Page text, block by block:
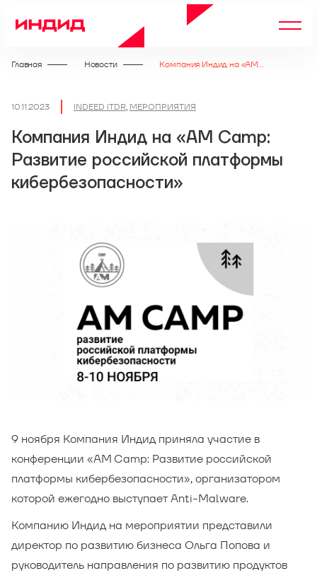
Главная Новости Компания Индид на «AM Camp: Развитие российской платформы кибербезопасности»
10.11.2023 INDEED ITDR, МЕРОПРИЯТИЯ
Компания Индид на «AM Camp:
Развитие российской платформы
кибербезопасности»
9 ноября Компания Индид приняла участие в
конференции «AM Camp: Развитие российской
платформы кибербезопасности», организатором
которой ежегодно выступает Anti-Malware.
Компанию Индид на мероприятии представили
директор по развитию бизнеса Ольга Попова и
руководитель направления по развитию продуктов